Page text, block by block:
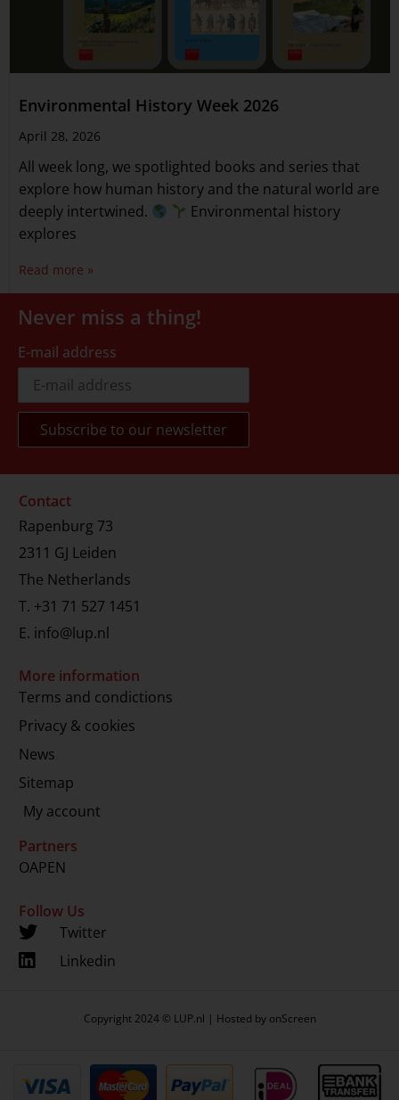
Environmental History Week 2026
April 28, 2026
All week long, we spotlighted books and series that
explore how human history and the natural world are
deeply intertwined.
Environmental history
explores
Read more »
Never miss a thing!
E-mail address
Contact
Rapenburg 73
2311 GJ Leiden
The Netherlands
T. +31 71 527 1451
E. info@lup.nl
More information
Terms and condictions
Privacy & cookies
News
Sitemap
My account
Partners
OAPEN
Follow Us
Twitter
Linkedin
Copyright 2024 © LUP.nl | Hosted by onScreen